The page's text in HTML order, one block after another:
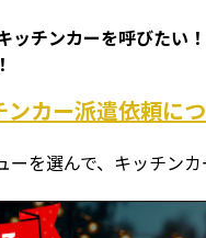
ッチンカーを呼びたい
ンカー派遣依頼に
を選んで、キッチン